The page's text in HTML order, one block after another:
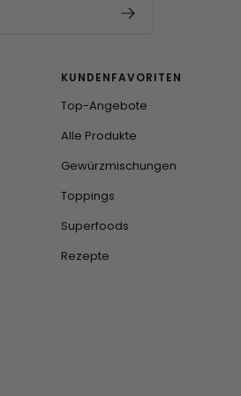
KUNDENFAVORITEN
Top-Angebote
Alle Produkte
Gewürzmischungen
Toppings
Superfoods
Rezepte